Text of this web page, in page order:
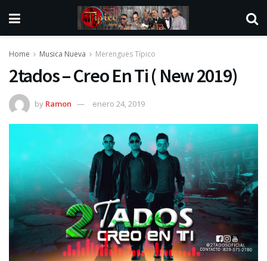
Home Musica Nueva Merengues Típico
2tados – Creo En Ti ( New 2019)
by Ramon enero 24, 2019